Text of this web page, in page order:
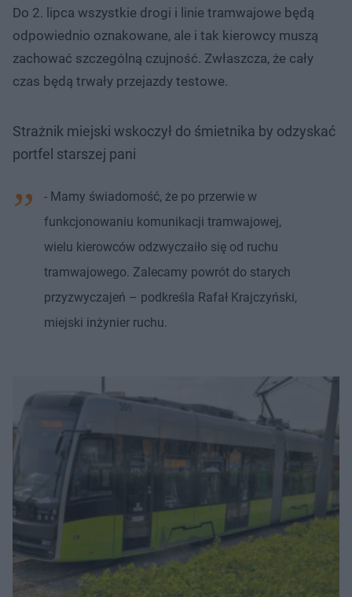
Do 2. lipca wszystkie drogi i linie tramwajowe będą
odpowiednio oznakowane, ale i tak kierowcy muszą
zachować szczególną czujność. Zwłaszcza, że cały
czas będą trwały przejazdy testowe.
Strażnik miejski wskoczył do śmietnika by odzyskać
portfel starszej pani
- Mamy świadomość, że po przerwie w
funkcjonowaniu komunikacji tramwajowej,
wielu kierowców odzwyczaiło się od ruchu
tramwajowego. Zalecamy powrót do starych
przyzwyczajeń – podkreśla Rafał Krajczyński,
miejski inżynier ruchu.